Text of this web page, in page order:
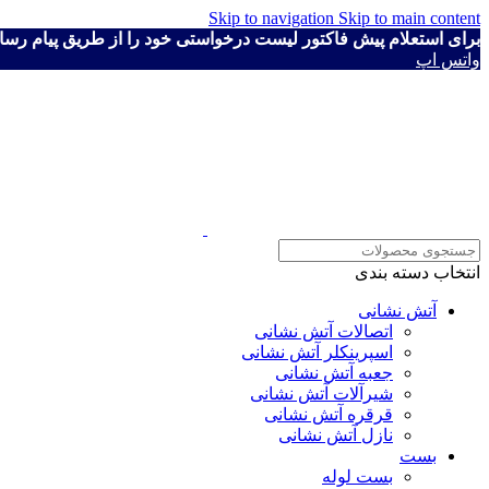
Skip to navigation Skip to main content
برای استعلام پیش فاکتور لیست درخواستی خود را از طریق پیام رسان ها به شماره
واتس اپ
انتخاب دسته بندی
آتش نشانی
اتصالات آتش نشانی
اسپرینکلر آتش نشانی
جعبه آتش نشانی
شیرآلات آتش نشانی
قرقره آتش نشانی
نازل آتش نشانی
بست
بست لوله